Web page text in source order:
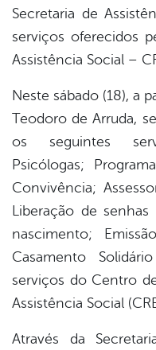
Secretaria de
serviços oferecidos
Assistência Social –
Neste sábado (18), a
Teodoro de Arruda,
os seguintes
Psicólogas;
Convivência;
Liberação de
nascimento;
Casamento
serviços do Centro
Assistência Social
Através da